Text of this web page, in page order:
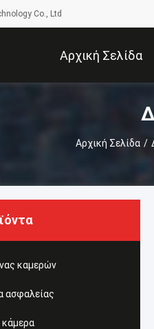
Co., Ltd
Αρχική Σελίδα
Αρχική Σελίδα /
καμερών
ασφαλείας
κάμερα